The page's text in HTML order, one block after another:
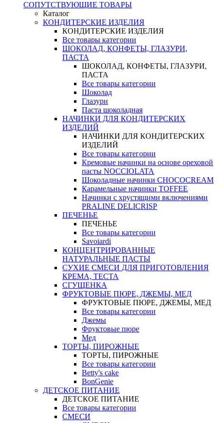
СОПУТСТВУЮЩИЕ ТОВАРЫ
Каталог
КОНДИТЕРСКИЕ ИЗДЕЛИЯ
КОНДИТЕРСКИЕ ИЗДЕЛИЯ
Все товары категории
ШОКОЛАД, КОНФЕТЫ, ГЛАЗУРИ,
ПАСТА
ШОКОЛАД, КОНФЕТЫ, ГЛАЗУРИ,
ПАСТА
Все товары категории
Шоколад
Глазури
Паста шоколадная
НАЧИНКИ ДЛЯ КОНДИТЕРСКИХ
ИЗДЕЛИЙ
НАЧИНКИ ДЛЯ КОНДИТЕРСКИХ
ИЗДЕЛИЙ
Все товары категории
Кремовые начинки на основе ореховой
пасты NOCCIOLATA
Шоколадные начинки CHOCOCREAM
Карамельные начинки TOFFEE
Начинки с хрустящими включениями
PRALINE DELICRISP
ПЕЧЕНЬЕ
ПЕЧЕНЬЕ
Все товары категории
Savoiardi
КОНЦЕНТРИРОВАННЫЕ
НАТУРАЛЬНЫЕ ПАСТЫ
СУХИЕ СМЕСИ ДЛЯ ПРИГОТОВЛЕНИЯ
КРЕМА, ТЕСТА
СГУЩЕНКА
ФРУКТОВЫЕ ПЮРЕ, ДЖЕМЫ, МЕД
ФРУКТОВЫЕ ПЮРЕ, ДЖЕМЫ, МЕД
Все товары категории
Джемы
Фруктовые пюре
Мед
ТОРТЫ, ПИРОЖНЫЕ
ТОРТЫ, ПИРОЖНЫЕ
Все товары категории
Betty's cake
BonGenie
ДЕТСКОЕ ПИТАНИЕ
ДЕТСКОЕ ПИТАНИЕ
Все товары категории
СМЕСИ